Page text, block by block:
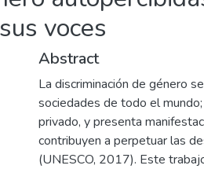
voces
Abstract
La discriminación de género
sociedades de todo el
privado, y presenta
contribuyen a perpetuar las
(UNESCO, 2017). Este